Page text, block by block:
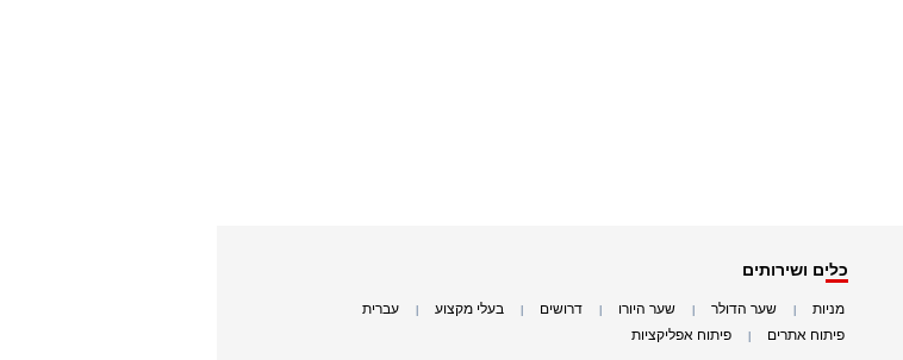
כלים ושירותים
מניות שער הדולר שער היורו דרושים בעלי מקצוע עברית
פיתוח אתרים פיתוח אפליקציות